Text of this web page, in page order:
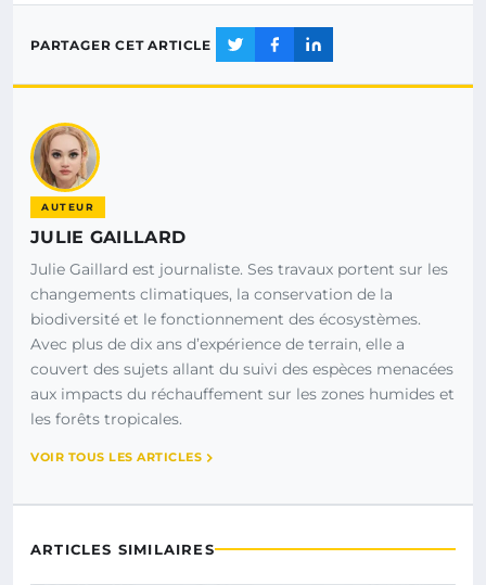
PARTAGER CET ARTICLE
AUTEUR
JULIE GAILLARD
Julie Gaillard est journaliste. Ses travaux portent sur les
changements climatiques, la conservation de la
biodiversité et le fonctionnement des écosystèmes.
Avec plus de dix ans d’expérience de terrain, elle a
couvert des sujets allant du suivi des espèces menacées
aux impacts du réchauffement sur les zones humides et
les forêts tropicales.
VOIR TOUS LES ARTICLES
ARTICLES SIMILAIRES